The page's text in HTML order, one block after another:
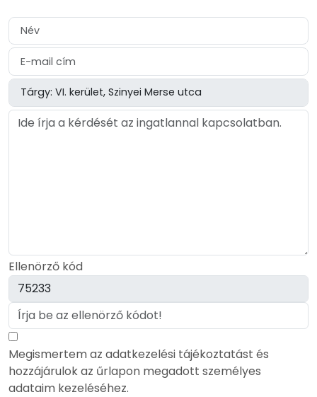
Ellenörző kód
Megismertem az adatkezelési tájékoztatást és
hozzájárulok az űrlapon megadott személyes
adataim kezeléséhez.